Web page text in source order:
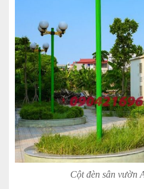
Cột đèn sân vườn